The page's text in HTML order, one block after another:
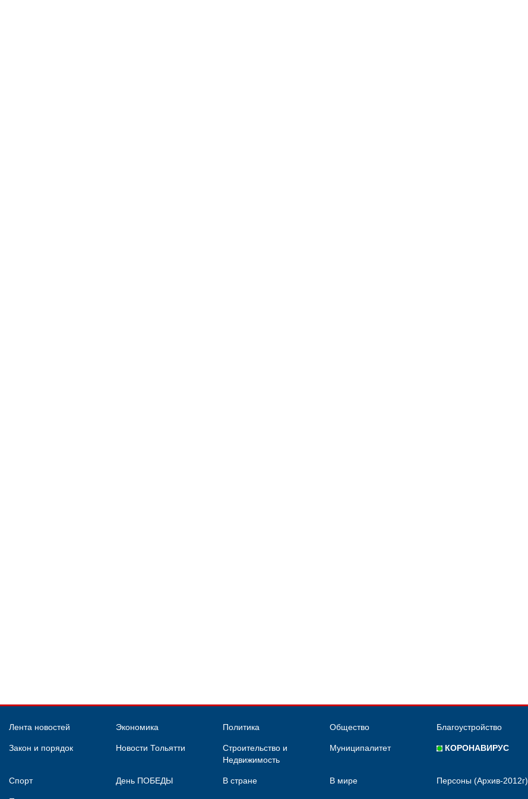
Лента новостей Экономика Политика Общество Благоустройство
Закон и порядок Новости Тольятти
Строительство и
Недвижимость
Муниципалитет КОРОНАВИРУС
Спорт День ПОБЕДЫ В стране В мире Персоны (Архив-2012г)